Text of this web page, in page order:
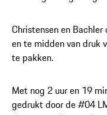
Christensen en
en te midden van druk
te pakken.
Met nog 2 uur en 19
gedrukt door de #04